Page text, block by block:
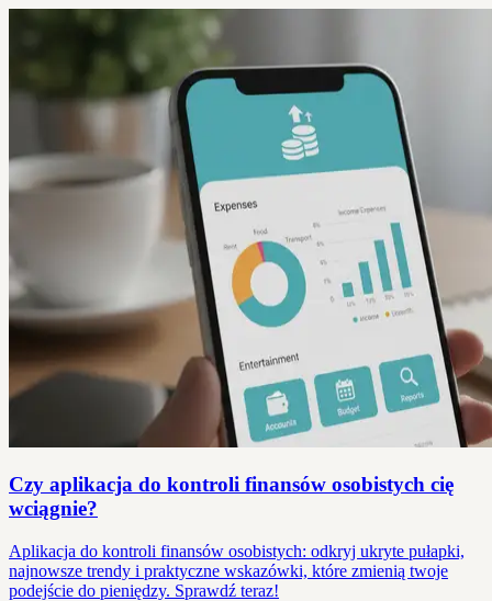
Czy aplikacja do kontroli finansów osobistych cię
wciągnie?
Aplikacja do kontroli finansów osobistych: odkryj ukryte pułapki,
najnowsze trendy i praktyczne wskazówki, które zmienią twoje
podejście do pieniędzy. Sprawdź teraz!